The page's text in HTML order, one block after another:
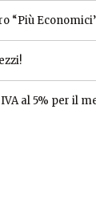
“Più
al 5% per il